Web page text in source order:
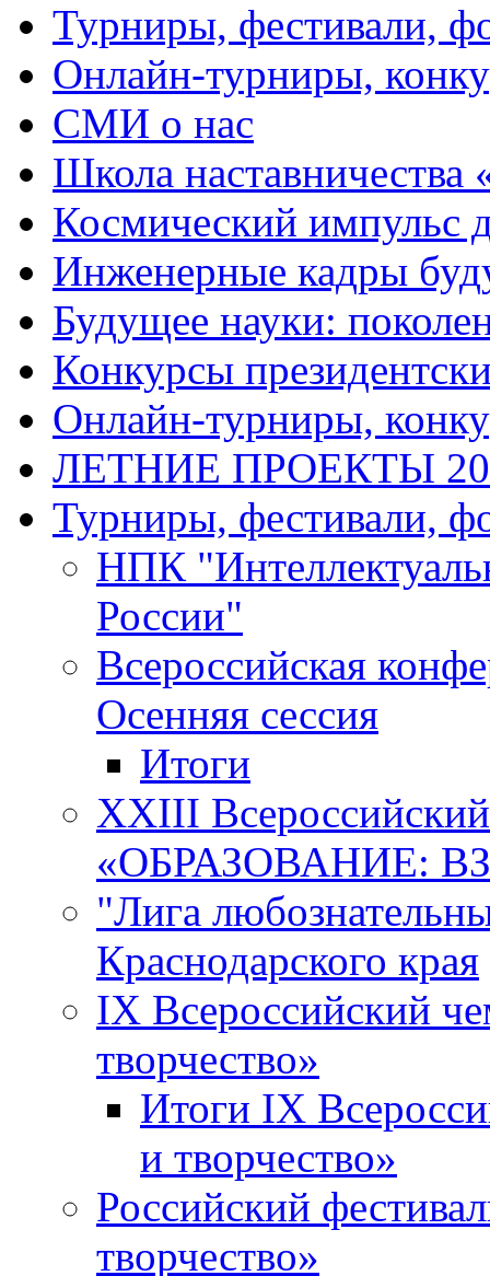
Турниры, фестивали,
Онлайн-турниры,
СМИ о нас
Школа
Космический импульс
Инженерные кадры
Будущее науки:
Конкурсы
Онлайн-турниры,
ЛЕТНИЕ ПРОЕКТЫ
Турниры, фестивали,
НПК
России"
Всероссийская
Осенняя сессия
Итоги
XXIII
«ОБРАЗОВАНИЕ:
"Лига
Краснодарского края
IX Всероссийский
творчество»
Итоги IX
и творчество»
Российский
творчество»